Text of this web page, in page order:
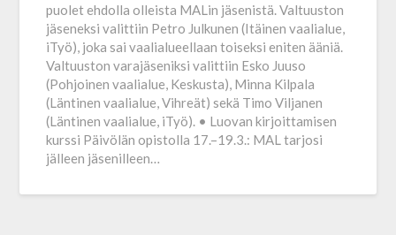
puolet ehdolla olleista MALin jäsenistä. Valtuuston
jäseneksi valittiin Petro Julkunen (Itäinen vaalialue,
iTyö), joka sai vaalialueellaan toiseksi eniten ääniä.
Valtuuston varajäseniksi valittiin Esko ­Juuso
(Pohjoinen vaalialue, Keskusta), Minna Kilpala
(Läntinen vaalialue, Vihreät) sekä Timo Viljanen
(Läntinen vaalialue, iTyö). • Luovan kirjoittamisen
kurssi Päivölän opistolla 17.–19.3.: MAL tarjosi
jälleen jäsenilleen…